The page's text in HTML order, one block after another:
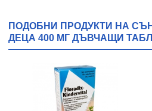
ПОДОБНИ ПРОДУКТИ НА
ДЕЦА 400 МГ ДЪВЧАЩИ